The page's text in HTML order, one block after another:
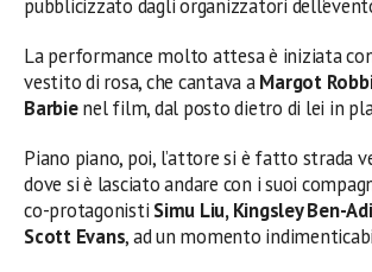
pubblicizzato dagli organizzatori
La performance molto attesa è iniziata
vestito di rosa, che cantava aMargot
Barbienel film, dal posto dietro di lei in
Piano piano, poi, l’attore si è fatto strada
dove si è lasciato andare con i suoi
co-protagonisti Simu Liu, Kingsley Ben-
Scott Evans, ad un momento